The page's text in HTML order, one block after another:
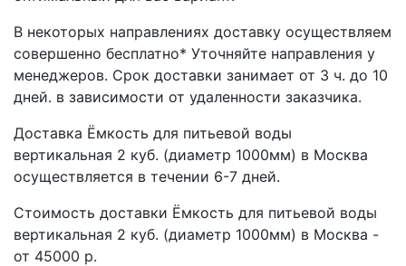
В некоторых направлениях доставку осуществляем
совершенно бесплатно* Уточняйте направления у
менеджеров. Срок доставки занимает от 3 ч. до 10
дней. в зависимости от удаленности заказчика.
Доставка Ёмкость для питьевой воды
вертикальная 2 куб. (диаметр 1000мм) в Москва
осуществляется в течении 6-7 дней.
Стоимость доставки Ёмкость для питьевой воды
вертикальная 2 куб. (диаметр 1000мм) в Москва -
от 45000 р.